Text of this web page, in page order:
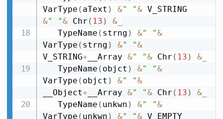
VarType ( aText ) &" "&
&" "& Chr ( 13 ) &_
   TypeName
( strng ) &" "&
VarType ( strng ) &" "&
V_STRING+ __Array &" "& Chr ( 13 ) &_
   TypeName
( objct ) &" "&
VarType ( objct ) &" "&
__Object+ __Array &" "& Chr ( 13 ) &_
   TypeName
( unkwn ) &" "&
VarType ( unkwn ) &" "&